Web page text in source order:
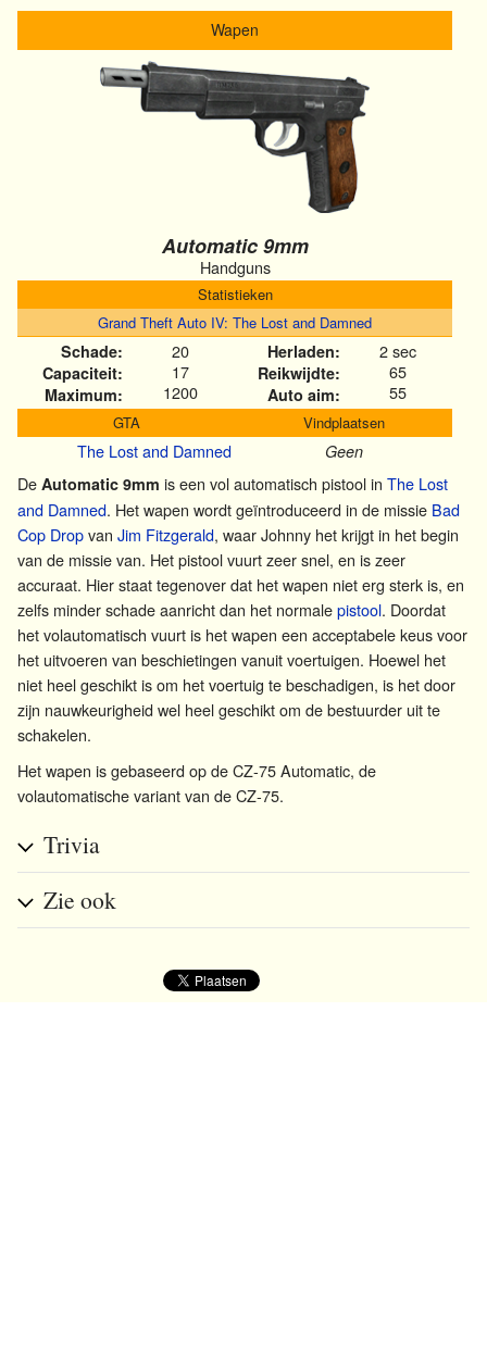
Wapen
Automatic 9mm
Handguns
Statistieken
Grand Theft Auto IV: The Lost and Damned
Schade:
Capaciteit:
Maximum:
20
17
1200
Herladen:
Reikwijdte:
Auto aim:
2 sec
65
55
GTA Vindplaatsen
The Lost and Damned Geen
De Automatic 9mm is een vol automatisch pistool in The Lost
and Damned. Het wapen wordt geïntroduceerd in de missie Bad
Cop Dropvan Jim Fitzgerald, waar Johnny het krijgt in het begin
van de missie van. Het pistool vuurt zeer snel, en is zeer
accuraat. Hier staat tegenover dat het wapen niet erg sterk is, en
zelfs minder schade aanricht dan het normalepistool. Doordat
het volautomatisch vuurt is het wapen een acceptabele keus voor
het uitvoeren van beschietingen vanuit voertuigen. Hoewel het
niet heel geschikt is om het voertuig te beschadigen, is het door
zijn nauwkeurigheid wel heel geschikt om de bestuurder uit te
schakelen.
Het wapen is gebaseerd op de CZ-75 Automatic, de
volautomatische variant van de CZ-75.
Trivia
Zie ook